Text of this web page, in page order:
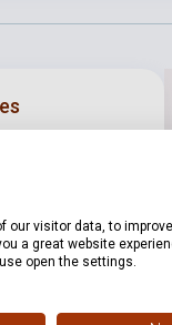
Isserlis
cover
our visitor data, to
a great website
open the settings.